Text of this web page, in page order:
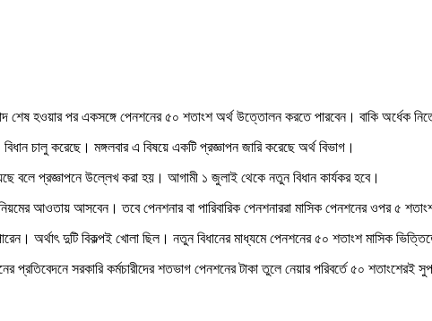
শেষ হওয়ার পর একসঙ্গে পেনশনের ৫০ শতাংশ অর্থ উত্তোলন করতে পারবেন। বাকি অর্ধেক
চালু করেছে। মঙ্গলবার এ বিষয়ে একটি প্রজ্ঞাপন জারি করেছে অর্থ বিভাগ।
বলে প্রজ্ঞাপনে উল্লেখ করা হয়। আগামী ১ জুলাই থেকে নতুন বিধান কার্যকর হবে।
আওতায় আসবেন। তবে পেনশনার বা পারিবারিক পেনশনাররা মাসিক পেনশনের ওপর ৫ শতাংশ
অর্থাৎ দুটি বিকল্পই খোলা ছিল। নতুন বিধানের মাধ্যমে পেনশনের ৫০ শতাংশ মাসিক
প্রতিবেদনে সরকারি কর্মচারীদের শতভাগ পেনশনের টাকা তুলে নেয়ার পরিবর্তে ৫০ শতাংশেরই